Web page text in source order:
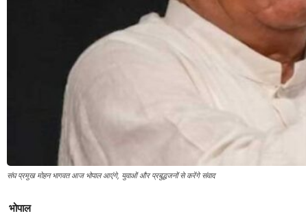
संघ प्रमुख मोहन भागवत आज भोपाल आएंगे, युवाओं और प्रबुद्धजनों से करेंगे संवाद
भोपाल